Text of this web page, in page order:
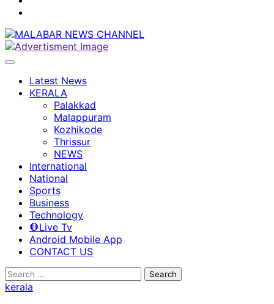
Latest News
KERALA
Palakkad
Malappuram
Kozhikode
Thrissur
NEWS
International
National
Sports
Business
Technology
🛑Live Tv
Android Mobile App
CONTACT US
Search
for:
kerala